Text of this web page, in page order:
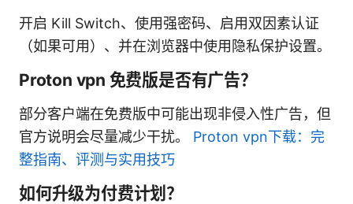
开启 Kill Switch、使用强密码、启用双因素认证
（如果可用）、并在浏览器中使用隐私保护设置。
Proton vpn 免费版是否有广告？
部分客户端在免费版中可能出现非侵入性广告，但
官方说明会尽量减少干扰。 Proton vpn下载：完
整指南、评测与实用技巧
如何升级为付费计划？